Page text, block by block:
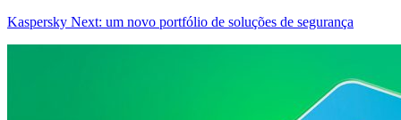
Kaspersky Next: um novo portfólio de soluções de segurança